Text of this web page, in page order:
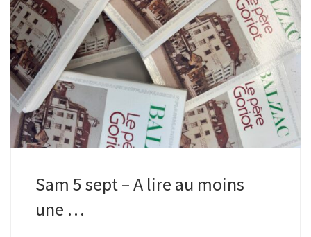
Ados-adultes | Bibliothèque de Boitsfort | 13H30 – 16H Que
votre vie soit encore courte ou déjà longue, comme
beaucoup, vous vous dites peut-être“ les classiques, je les
lirai un […]
Sam 5 sept – A lire au moins
une …